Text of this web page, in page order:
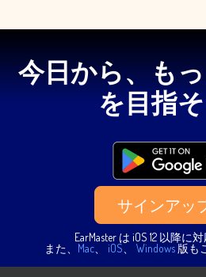
今日から、も
を目指そ
サインアッ
EarMaster は iOS 12 以降に
また、 Mac iOS Windows 版も